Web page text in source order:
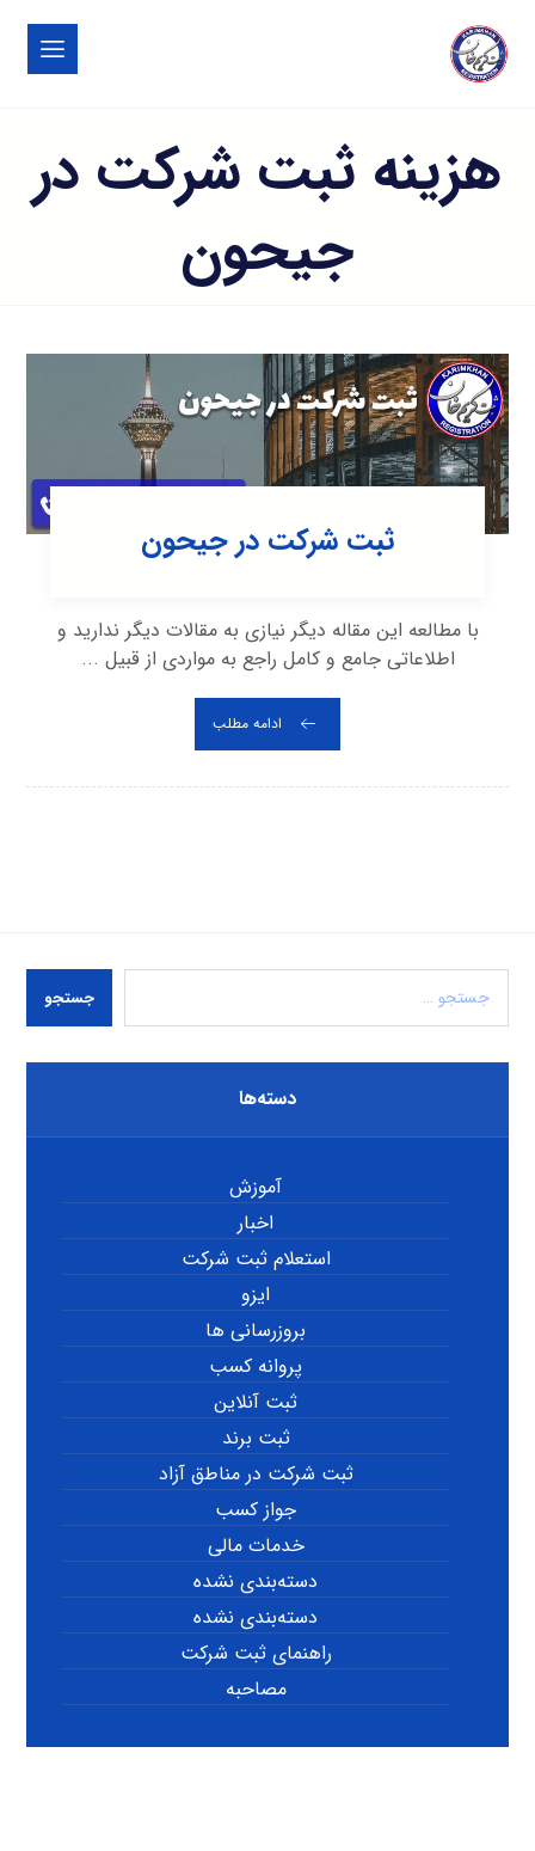
هزینه ثبت شرکت در
جیحون
ثبت شرکت در جیحون
با مطالعه این مقاله دیگر نیازی به مقالات دیگر ندارید و
اطلاعاتی جامع و کامل راجع به مواردی از قبیل ...
ادامه مطلب
جستجو
دسته‌ها
آموزش
اخبار
استعلام ثبت شرکت
ایزو
بروزرسانی ها
پروانه کسب
ثبت آنلاین
ثبت برند
ثبت شرکت در مناطق آزاد
جواز کسب
خدمات مالی
دسته‌بندی نشده
دسته‌بندی نشده
راهنمای ثبت شرکت
مصاحبه